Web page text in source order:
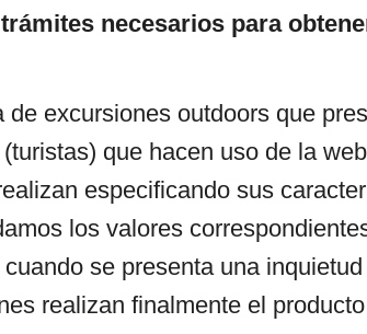
necesarios para
excursiones outdoors que
que hacen uso de la
especificando sus
los valores
se presenta una
realizan finalmente el